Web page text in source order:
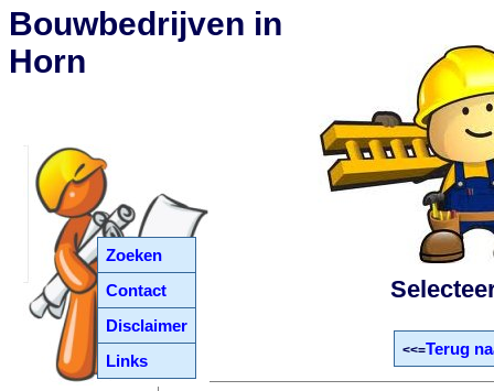
Zoeken
Contact
Disclaimer
Links
Bouwbedrijven in
Horn
<<=Terug